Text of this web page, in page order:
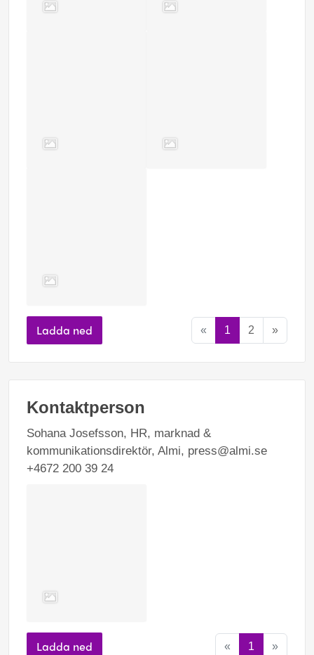
Ladda ned « 1 2 »
Kontaktperson
Sohana Josefsson, HR, marknad &
kommunikationsdirektör, Almi, press@almi.se
+4672 200 39 24
Ladda ned « 1 »